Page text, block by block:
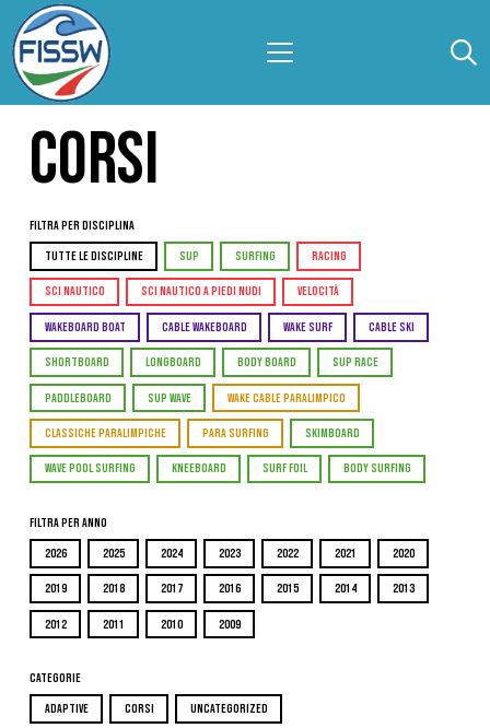
CORSI
Filtra per Disciplina
TUTTE LE DISCIPLINE SUP SURFING RACING
SCI NAUTICO SCI NAUTICO A PIEDI NUDI VELOCITÀ
WAKEBOARD BOAT CABLE WAKEBOARD WAKE SURF CABLE SKI
SHORTBOARD LONGBOARD BODY BOARD SUP RACE
PADDLEBOARD SUP WAVE WAKE CABLE PARALIMPICO
CLASSICHE PARALIMPICHE PARA SURFING SKIMBOARD
WAVE POOL SURFING KNEEBOARD SURF FOIL BODY SURFING
Filtra per Anno
2026 2025 2024 2023 2022 2021 2020
2019 2018 2017 2016 2015 2014 2013
2012 2011 2010 2009
Categorie
ADAPTIVE CORSI UNCATEGORIZED